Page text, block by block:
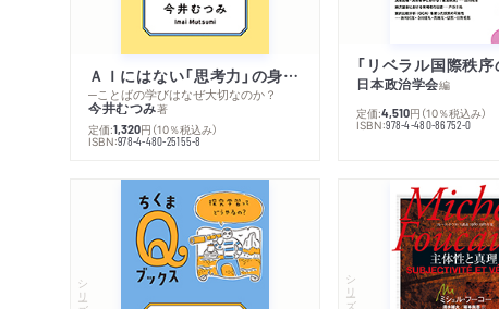
ＡＩにはない「思考力」の身につけ方
─ことばの学びはなぜ大切なのか？
今井むつみ著
定価:1,320円 （10％税込み）
ISBN:978-4-480-25155-8
日本政治学会編
定価:4,510円 （10％税込み）
ISBN:978-4-480-86752-0
シリーズ・全集 シリーズ・全集